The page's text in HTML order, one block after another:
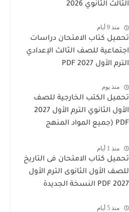
الثالث الثانوي 2026
منذ 9 أيام
تحميل كتاب الامتحان دراسات
اجتماعية للصف الثالث الإعدادي
الترم الأول 2027 PDF
منذ يوم
تحميل الكتب الخارجية للصف
الأول الثانوي الترم الأول 2027
PDF (جميع المواد المنهج
منذ 1 أيام
تحميل كتاب الامتحان فى التاريخ
للصف الأول الثانوى الترم الأول
2027 PDF النسخة الجديدة
منذ 5 أيام